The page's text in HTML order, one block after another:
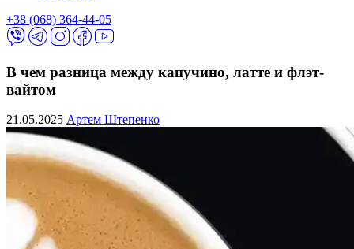
+38 (068) 364-44-05
В чем разница между капучино, латте и флэт-
вайтом
21.05.2025 Артем Штепенко